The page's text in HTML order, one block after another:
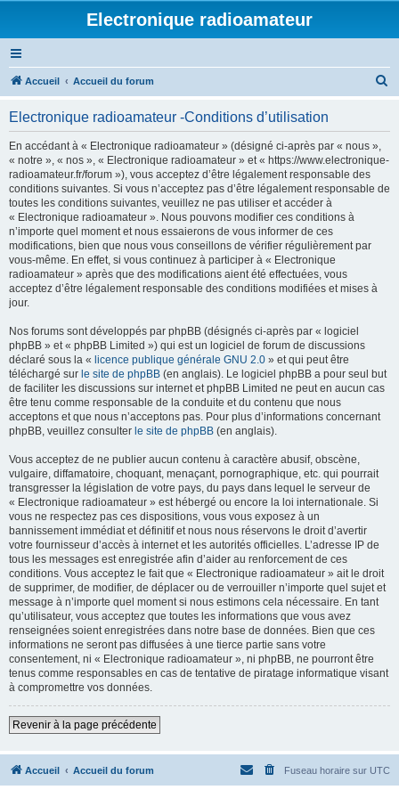
Electronique radioamateur
Accueil Accueil du forum
Electronique radioamateur -Conditions d’utilisation
En accédant à « Electronique radioamateur » (désigné ci-après par « nous »,
« notre », « nos », « Electronique radioamateur » et « https://www.electronique-
radioamateur.fr/forum »), vous acceptez d’être légalement responsable des
conditions suivantes. Si vous n’acceptez pas d’être légalement responsable de
toutes les conditions suivantes, veuillez ne pas utiliser et accéder à
« Electronique radioamateur ». Nous pouvons modifier ces conditions à
n’importe quel moment et nous essaierons de vous informer de ces
modifications, bien que nous vous conseillons de vérifier régulièrement par
vous-même. En effet, si vous continuez à participer à « Electronique
radioamateur » après que des modifications aient été effectuées, vous
acceptez d’être légalement responsable des conditions modifiées et mises à
jour.
Nos forums sont développés par phpBB (désignés ci-après par « logiciel
phpBB » et « phpBB Limited ») qui est un logiciel de forum de discussions
déclaré sous la « licence publique générale GNU 2.0 » et qui peut être
téléchargé sur le site de phpBB (en anglais). Le logiciel phpBB a pour seul but
de faciliter les discussions sur internet et phpBB Limited ne peut en aucun cas
être tenu comme responsable de la conduite et du contenu que nous
acceptons et que nous n’acceptons pas. Pour plus d’informations concernant
phpBB, veuillez consulter le site de phpBB (en anglais).
Vous acceptez de ne publier aucun contenu à caractère abusif, obscène,
vulgaire, diffamatoire, choquant, menaçant, pornographique, etc. qui pourrait
transgresser la législation de votre pays, du pays dans lequel le serveur de
« Electronique radioamateur » est hébergé ou encore la loi internationale. Si
vous ne respectez pas ces dispositions, vous vous exposez à un
bannissement immédiat et définitif et nous nous réservons le droit d’avertir
votre fournisseur d’accès à internet et les autorités officielles. L’adresse IP de
tous les messages est enregistrée afin d’aider au renforcement de ces
conditions. Vous acceptez le fait que « Electronique radioamateur » ait le droit
de supprimer, de modifier, de déplacer ou de verrouiller n’importe quel sujet et
message à n’importe quel moment si nous estimons cela nécessaire. En tant
qu’utilisateur, vous acceptez que toutes les informations que vous avez
renseignées soient enregistrées dans notre base de données. Bien que ces
informations ne seront pas diffusées à une tierce partie sans votre
consentement, ni « Electronique radioamateur », ni phpBB, ne pourront être
tenus comme responsables en cas de tentative de piratage informatique visant
à compromettre vos données.
Revenir à la page précédente
Accueil Accueil du forum Fuseau horaire sur UTC